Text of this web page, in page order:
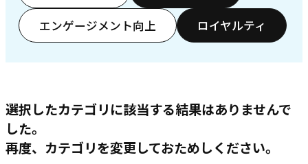
エンゲージメント向上 ロイヤルティ
選択したカテゴリに該当する結果はありませんで
した。
再度、カテゴリを変更しておためしください。